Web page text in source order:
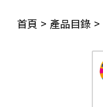
首頁 > 產品目錄 >